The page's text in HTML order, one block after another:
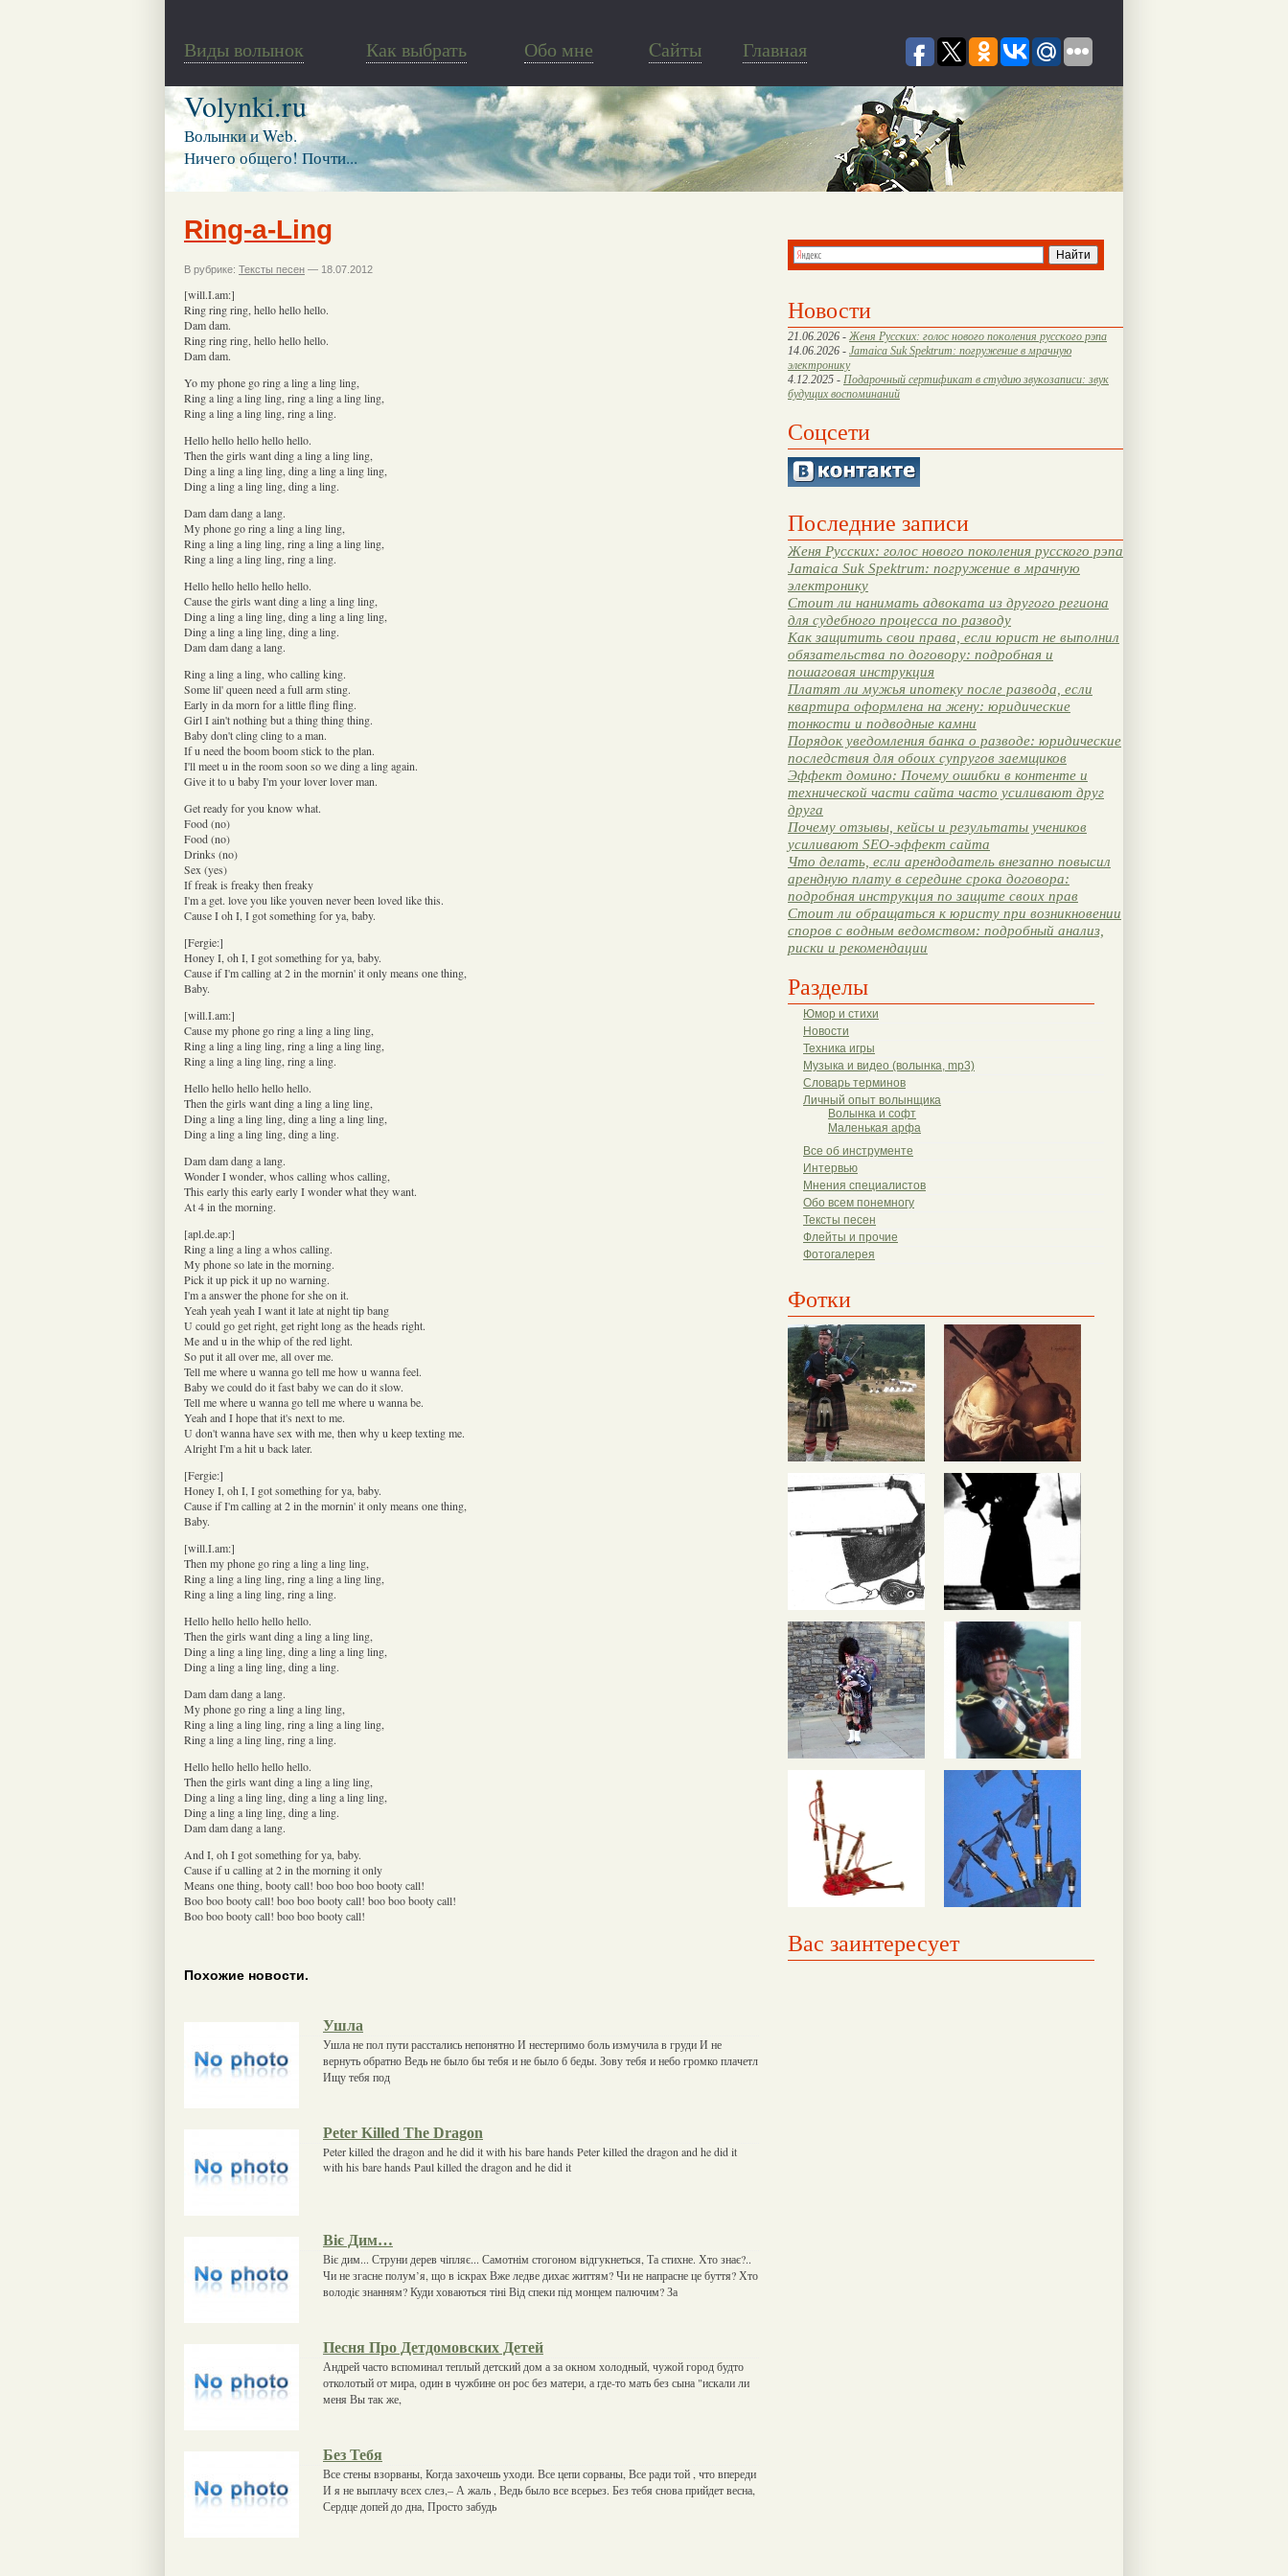
Виды волынок Как выбрать Обо мне Cайты Главная
Volynki.ru
Волынки и Web.
Ничего общего! Почти...
Новости
21.06.2026 - Женя Русских: голос нового поколения русского рэпа
14.06.2026 - Jamaica Suk Spektrum: погружение в мрачную
электронику
4.12.2025 - Подарочный сертификат в студию звукозаписи: звук
будущих воспоминаний
Соцсети
Последние записи
Женя Русских: голос нового поколения русского рэпа
Jamaica Suk Spektrum: погружение в мрачную
электронику
Стоит ли нанимать адвоката из другого региона
для судебного процесса по разводу
Как защитить свои права, если юрист не выполнил
обязательства по договору: подробная и
пошаговая инструкция
Платят ли мужья ипотеку после развода, если
квартира оформлена на жену: юридические
тонкости и подводные камни
Порядок уведомления банка о разводе: юридические
последствия для обоих супругов заемщиков
Эффект домино: Почему ошибки в контенте и
технической части сайта часто усиливают друг
друга
Почему отзывы, кейсы и результаты учеников
усиливают SEO-эффект сайта
Что делать, если арендодатель внезапно повысил
арендную плату в середине срока договора:
подробная инструкция по защите своих прав
Стоит ли обращаться к юристу при возникновении
споров с водным ведомством: подробный анализ,
риски и рекомендации
Разделы
Юмор и стихи
Новости
Техника игры
Музыка и видео (волынка, mp3)
Словарь терминов
Личный опыт волынщика
Волынка и софт
Маленькая арфа
Все об инструменте
Интервью
Мнения специалистов
Обо всем понемногу
Тексты песен
Флейты и прочие
Фотогалерея
Фотки
Вас заинтересует
Ring-a-Ling
В рубрике: Тексты песен — 18.07.2012
[will.I.am:]
Ring ring ring, hello hello hello.
Dam dam.
Ring ring ring, hello hello hello.
Dam dam.
Yo my phone go ring a ling a ling ling,
Ring a ling a ling ling, ring a ling a ling ling,
Ring a ling a ling ling, ring a ling.
Hello hello hello hello hello.
Then the girls want ding a ling a ling ling,
Ding a ling a ling ling, ding a ling a ling ling,
Ding a ling a ling ling, ding a ling.
Dam dam dang a lang.
My phone go ring a ling a ling ling,
Ring a ling a ling ling, ring a ling a ling ling,
Ring a ling a ling ling, ring a ling.
Hello hello hello hello hello.
Cause the girls want ding a ling a ling ling,
Ding a ling a ling ling, ding a ling a ling ling,
Ding a ling a ling ling, ding a ling.
Dam dam dang a lang.
Ring a ling a ling, who calling king.
Some lil' queen need a full arm sting.
Early in da morn for a little fling fling.
Girl I ain't nothing but a thing thing thing.
Baby don't cling cling to a man.
If u need the boom boom stick to the plan.
I'll meet u in the room soon so we ding a ling again.
Give it to u baby I'm your lover lover man.
Get ready for you know what.
Food (no)
Food (no)
Drinks (no)
Sex (yes)
If freak is freaky then freaky
I'm a get. love you like youven never been loved like this.
Cause I oh I, I got something for ya, baby.
[Fergie:]
Honey I, oh I, I got something for ya, baby.
Cause if I'm calling at 2 in the mornin' it only means one thing,
Baby.
[will.I.am:]
Cause my phone go ring a ling a ling ling,
Ring a ling a ling ling, ring a ling a ling ling,
Ring a ling a ling ling, ring a ling.
Hello hello hello hello hello.
Then the girls want ding a ling a ling ling,
Ding a ling a ling ling, ding a ling a ling ling,
Ding a ling a ling ling, ding a ling.
Dam dam dang a lang.
Wonder I wonder, whos calling whos calling,
This early this early early I wonder what they want.
At 4 in the morning.
[apl.de.ap:]
Ring a ling a ling a whos calling.
My phone so late in the morning.
Pick it up pick it up no warning.
I'm a answer the phone for she on it.
Yeah yeah yeah I want it late at night tip bang
U could go get right, get right long as the heads right.
Me and u in the whip of the red light.
So put it all over me, all over me.
Tell me where u wanna go tell me how u wanna feel.
Baby we could do it fast baby we can do it slow.
Tell me where u wanna go tell me where u wanna be.
Yeah and I hope that it's next to me.
U don't wanna have sex with me, then why u keep texting me.
Alright I'm a hit u back later.
[Fergie:]
Honey I, oh I, I got something for ya, baby.
Cause if I'm calling at 2 in the mornin' it only means one thing,
Baby.
[will.I.am:]
Then my phone go ring a ling a ling ling,
Ring a ling a ling ling, ring a ling a ling ling,
Ring a ling a ling ling, ring a ling.
Hello hello hello hello hello.
Then the girls want ding a ling a ling ling,
Ding a ling a ling ling, ding a ling a ling ling,
Ding a ling a ling ling, ding a ling.
Dam dam dang a lang.
My phone go ring a ling a ling ling,
Ring a ling a ling ling, ring a ling a ling ling,
Ring a ling a ling ling, ring a ling.
Hello hello hello hello hello.
Then the girls want ding a ling a ling ling,
Ding a ling a ling ling, ding a ling a ling ling,
Ding a ling a ling ling, ding a ling.
Dam dam dang a lang.
And I, oh I got something for ya, baby.
Cause if u calling at 2 in the morning it only
Means one thing, booty call! boo boo boo booty call!
Boo boo booty call! boo boo booty call! boo boo booty call!
Boo boo booty call! boo boo booty call!
Похожие новости.
Ушла
Ушла не пол пути расстались непонятно И нестерпимо боль измучила в груди И не
вернуть обратно Ведь не было бы тебя и не было б беды. Зову тебя и небо громко плачетл
Ищу тебя под
Peter Killed The Dragon
Peter killed the dragon and he did it with his bare hands Peter killed the dragon and he did it
with his bare hands Paul killed the dragon and he did it
Віє Дим…
Віє дим... Струни дерев чіпляє... Самотнім стогоном відгукнеться, Та стихне. Хто знає?..
Чи не згасне полум’я, що в іскрах Вже ледве дихає життям? Чи не напрасне це буття? Хто
володіє знанням? Куди ховаються тіні Від спеки під монцем палючим? За
Песня Про Детдомовских Детей
Андрей часто вспоминал теплый детский дом а за окном холодный, чужой город будто
отколотый от мира, один в чужбине он рос без матери, а где-то мать без сына "искали ли
меня Вы так же,
Без Тебя
Все стены взорваны, Когда захочешь уходи. Все цепи сорваны, Все ради той , что впереди
И я не выплачу всех слез,– А жаль , Ведь было все всерьез. Без тебя снова прийдет весна,
Сердце допей до дна, Просто забудь